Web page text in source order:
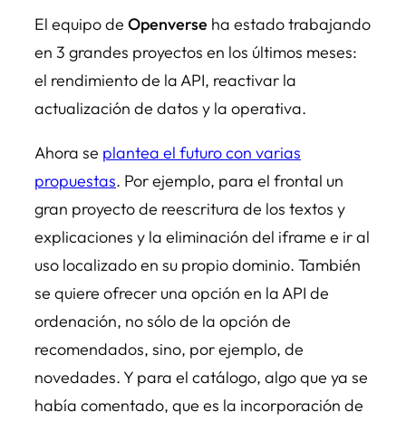
El equipo de Openverse ha estado trabajando
en 3 grandes proyectos en los últimos meses:
el rendimiento de la API, reactivar la
actualización de datos y la operativa.
Ahora se plantea el futuro con varias
propuestas. Por ejemplo, para el frontal un
gran proyecto de reescritura de los textos y
explicaciones y la eliminación del iframe e ir al
uso localizado en su propio dominio. También
se quiere ofrecer una opción en la API de
ordenación, no sólo de la opción de
recomendados, sino, por ejemplo, de
novedades. Y para el catálogo, algo que ya se
había comentado, que es la incorporación de